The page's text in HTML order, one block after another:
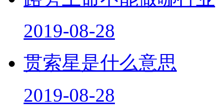
2019-08-28
贯索星是什么意思
2019-08-28